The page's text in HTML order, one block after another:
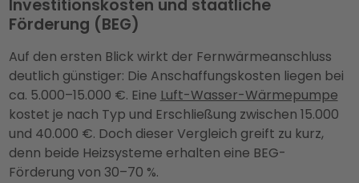
Investitionskosten und staatliche
Förderung (BEG)
Auf den ersten Blick wirkt der Fernwärmeanschluss
deutlich günstiger: Die Anschaffungskosten liegen bei
ca. 5.000–15.000 €. Eine Luft-Wasser-Wärmepumpe
kostet je nach Typ und Erschließung zwischen 15.000
und 40.000 €. Doch dieser Vergleich greift zu kurz,
denn beide Heizsysteme erhalten eine BEG-
Förderung von 30–70 %.